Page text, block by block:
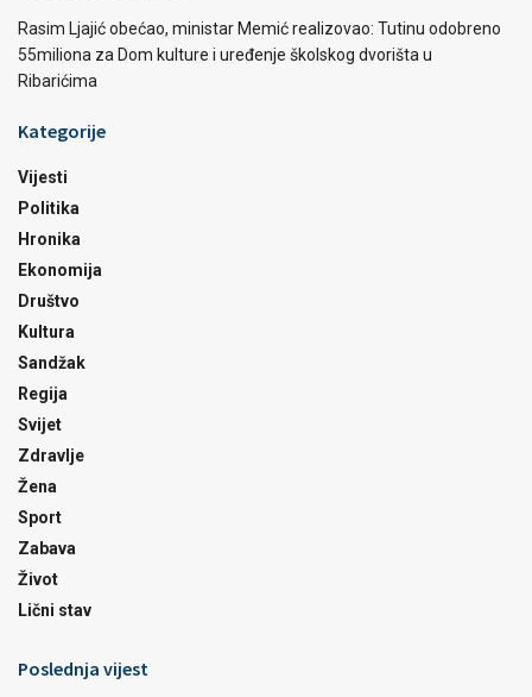
Rasim Ljajić obećao, ministar Memić realizovao: Tutinu odobreno
55miliona za Dom kulture i uređenje školskog dvorišta u
Ribarićima
Kategorije
Vijesti
Politika
Hronika
Ekonomija
Društvo
Kultura
Sandžak
Regija
Svijet
Zdravlje
Žena
Sport
Zabava
Život
Lični stav
Poslednja vijest